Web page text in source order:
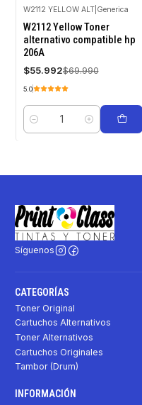
-20%
OFF
W2112 YELLOW ALT| Generica
W2112 Yellow Toner
alternativo compatible hp
206A
$55.992$69.990
5.0
Cantidad
Síguenos
CATEGORÍAS
Toner Original
Cartuchos Alternativos
Toner Alternativos
Cartuchos Originales
Tambor (Drum)
INFORMACIÓN